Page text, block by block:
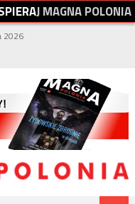
PIERAJMAGNAPOLONIA
2026